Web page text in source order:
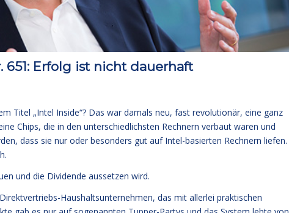
Erfolg ist nicht dauerhaft
Titel „Intel Inside“? Das war damals neu, fast revolutionär, eine ganz
Chips, die in den unterschiedlichsten Rechnern verbaut waren und
dass sie nur oder besonders gut auf Intel-basierten Rechnern liefen.
und die Dividende aussetzen wird.
Haushaltsunternehmen, das mit allerlei praktischen